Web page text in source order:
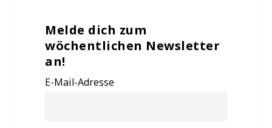
Melde dich zum
wöchentlichen Newsletter
an!
E-Mail-Adresse